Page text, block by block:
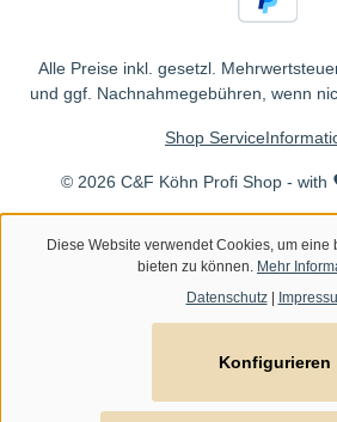
Alle Preise inkl. gesetzl.
und ggf. Nachnahmegebühren, wenn
© 2026 C&F Köhn Profi Shop - with
Shop Service
Diese Website verwendet Cookies, um eine
bieten zu können. Mehr
Datenschutz|
Konfigurieren